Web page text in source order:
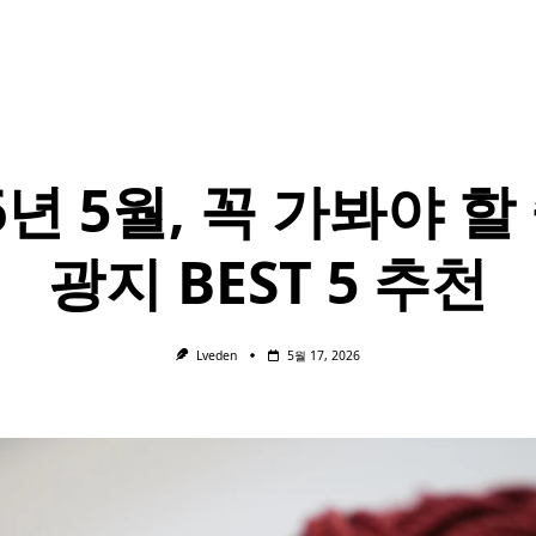
5월, 꼭 가봐야 할
광지 BEST 5 추천
Lveden 5월 17, 2026